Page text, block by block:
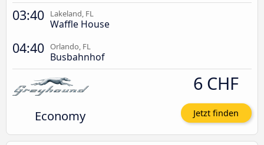
03:40 Lakeland, FL
Waffle House
04:40 Orlando, FL
Busbahnhof
Economy
6 CHF
Jetzt finden